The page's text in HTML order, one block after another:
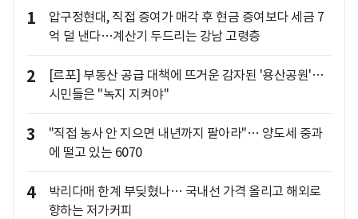
1
압구정현대, 직접 증여가 매각 후 현금 증여보다 세금 7
억 덜 낸다…계산기 두드리는 강남 고령층
2
[르포] 부동산 공급 대책에 뜨거운 감자된 '용산공원'…
시민들은 "녹지 지켜야"
3
"직접 농사 안 지으면 내년까지 팔아라"… 양도세 중과
에 떨고 있는 6070
4
박리다매 한계 부딪혔나… 국내선 가격 올리고 해외로
향하는 저가커피